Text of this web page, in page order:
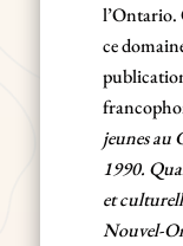
l’Ontario.
ce
jeunes au
1990.
et
Nouvel-